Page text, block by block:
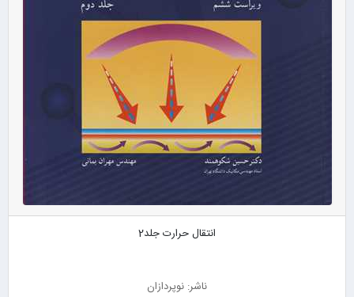
انتقال حرارت جلد2
ناشر: نوپردازان